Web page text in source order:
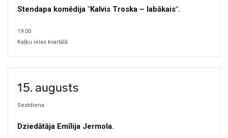
Stendapa komēdija "Kalvis Troska – labākais".
19:00
Kaļķu ielas kvartālā
15. augusts
Sestdiena
Dziedātāja Emīlija Jermola.